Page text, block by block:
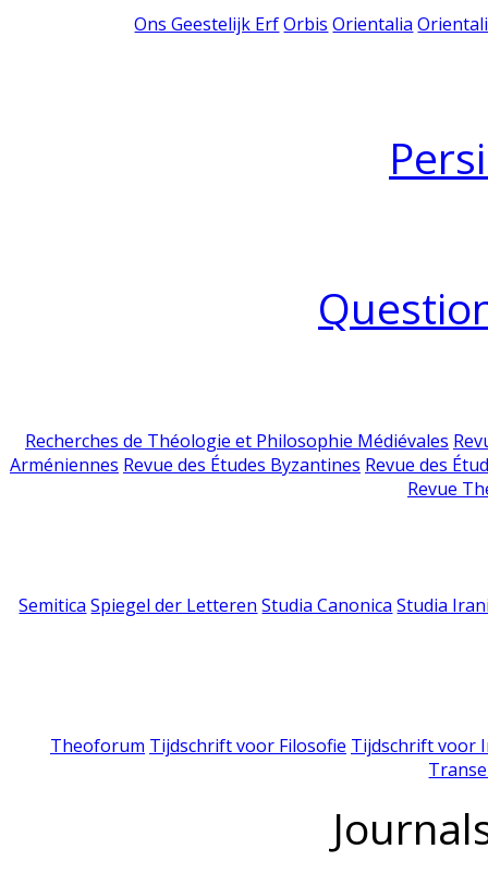
Ons Geestelijk Erf Orbis Orientalia
Recherches de Théologie et Philosophie Médiévales
Arméniennes Revue des Études Byzantines Revue des
Revue
Semitica Spiegel der Letteren Studia Canonica Studia
Theoforum Tijdschrift voor Filosofie Tijdschrift voor